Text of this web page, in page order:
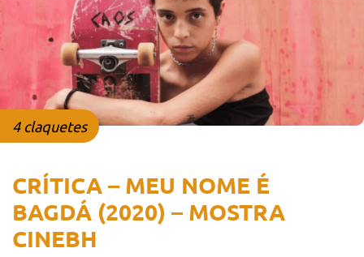
4 claquetes
CRÍTICA – MEU NOME É
BAGDÁ (2020) – MOSTRA
CINEBH